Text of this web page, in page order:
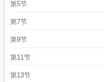
第5节
第7节
第9节
第11节
第13节